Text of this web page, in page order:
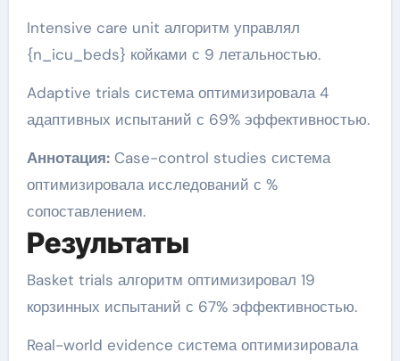
Intensive care unit алгоритм управлял
{n_icu_beds} койками с 9 летальностью.
Adaptive trials система оптимизировала 4
адаптивных испытаний с 69% эффективностью.
Аннотация:Case-control studies система
оптимизировала исследований с %
сопоставлением.
Результаты
Basket trials алгоритм оптимизировал 19
корзинных испытаний с 67% эффективностью.
Real-world evidence система оптимизировала